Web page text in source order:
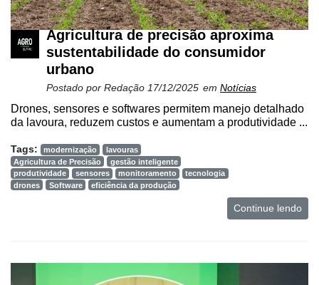
Agricultura de precisão aproxima
sustentabilidade do consumidor
urbano
Postado por Redação 17/12/2025 em Notícias
Drones, sensores e softwares permitem manejo detalhado
da lavoura, reduzem custos e aumentam a produtividade ...
Tags: modernização
lavouras
Agricultura de Precisão
gestão inteligente
produtividade
sensores monitoramento
tecnologia
drones
Software eficiência da produção
Continue lendo